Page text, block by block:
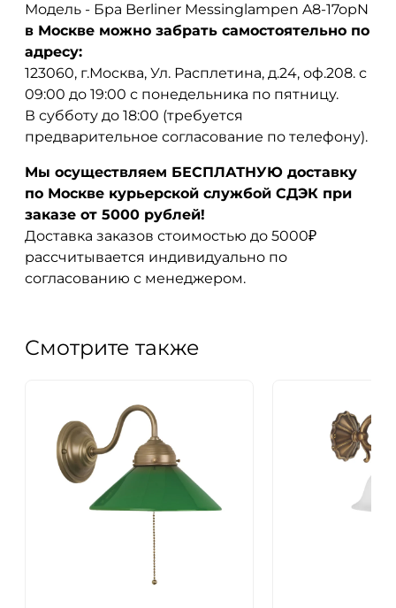
Модель - Бра Berliner Messinglampen A8-17opN
в Москве можно забрать самостоятельно по
адресу:
123060, г.Москва, Ул. Расплетина, д.24, оф.208. с
09:00 до 19:00 с понедельника по пятницу.
В субботу до 18:00 (требуется
предварительное согласование по телефону).
Мы осуществляем БЕСПЛАТНУЮ доставку
по Москве курьерской службой СДЭК при
заказе от 5000 рублей!
Доставка заказов стоимостью до 5000₽
рассчитывается индивидуально по
согласованию с менеджером.
Смотрите также